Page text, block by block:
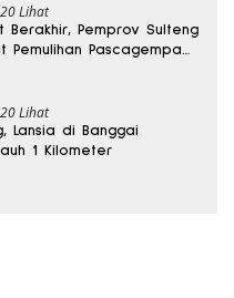
20 Lihat
Berakhir, Pemprov Sulteng
Pemulihan Pascagempa
20 Lihat
Lansia di Banggai
1 Kilometer